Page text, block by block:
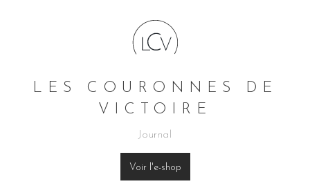
LES COURONNES DE
VICTOIRE
Journal
Voir l'e-shop